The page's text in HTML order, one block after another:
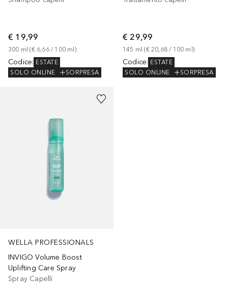
€ 19,99
300 ml (€ 6,66 / 100 ml )
Codice: ESTATE
SOLO ONLINE
SORPRESA
€ 29,99
145 ml (€ 20,68 / 100 ml )
Codice: ESTATE
SOLO ONLINE
SORPRESA
WELLA PROFESSIONALS
INVIGO Volume Boost
Uplifting Care Spray
Spray Capelli